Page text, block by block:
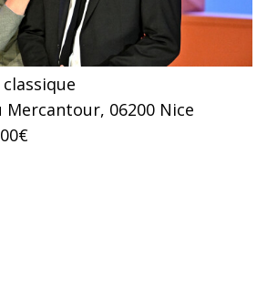
Mercantour, 06200 Nice